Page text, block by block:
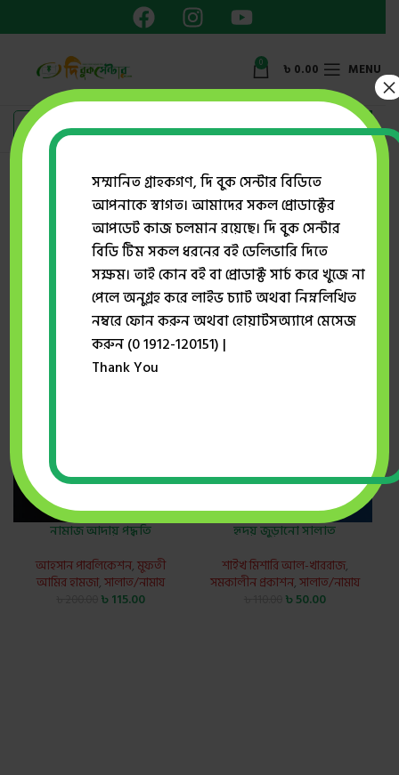
0 ৳ 0.00 MENU
Showing all 2 results
Show sidebar
নামাজ আদায় পদ্ধতি
আহসান পাবলিকেশন,মুফতী
আমির হামজা,সালাত/নামায
৳115.00
-55%
হৃদয় জুড়ানো সালাত
শাইখ মিশারি আল-খাররাজ,
সমকালীন প্রকাশন,সালাত/নামায
৳50.00
সম্মানিত গ্রাহকগণ, দি বুক সেন্টার বিডিতে
আপনাকে স্বাগত। আমাদের সকল প্রোডাক্টের
আপডেট কাজ চলমান রয়েছে। দি বুক সেন্টার
বিডি টিম সকল ধরনের বই ডেলিভারি দিতে
সক্ষম। তাই কোন বই বা প্রোডাক্ট সার্চ করে খুজে না
পেলে অনুগ্রহ করে লাইভ চ্যাট অথবা নিম্নলিখিত
নম্বরে ফোন করুন অথবা হোয়াটসঅ্যাপে মেসেজ
করুন (0 1912-120151) |
Thank You
×